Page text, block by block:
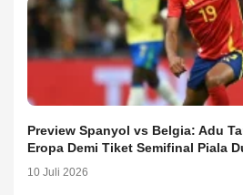
Preview Spanyol vs Belgia: Adu
Eropa Demi Tiket Semifinal Piala
10 Juli 2026